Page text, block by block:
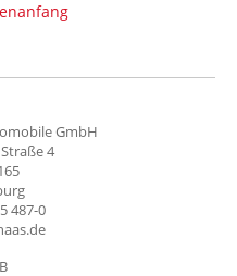
GmbH
4
487-0